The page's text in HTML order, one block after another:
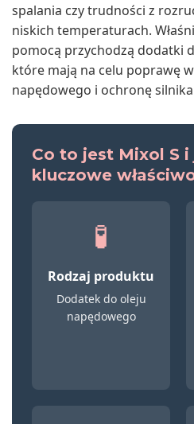
spalania czy trudności z
niskich temperaturach.
pomocą przychodzą dodatki
które mają na celu poprawę
napędowego i ochronę
Co to jest Mixol S
kluczowe
🧪
Rodzaj produktu
Dodatek do oleju
napędowego